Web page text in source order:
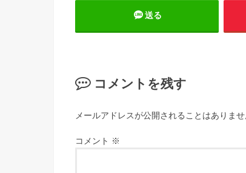
送る
コメントを残す
メールアドレスが公開されることはありませ
コメント ※